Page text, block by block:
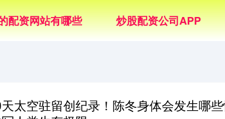
配资网站有哪些 炒股配资公司APP
太空驻留创纪录！陈冬身体会发生